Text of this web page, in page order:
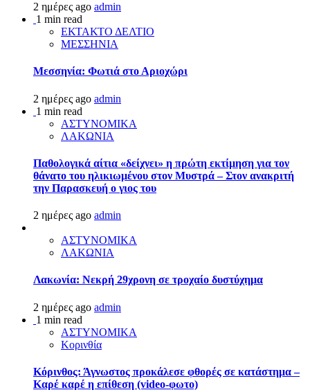
2 ημέρες ago admin
1 min read
ΕΚΤΑΚΤΟ ΔΕΛΤΙΟ
ΜΕΣΣΗΝΙΑ
Μεσσηνία: Φωτιά στο Αριοχώρι
2 ημέρες ago admin
1 min read
ΑΣΤΥΝΟΜΙΚΑ
ΛΑΚΩΝΙΑ
Παθολογικά αίτια «δείχνει» η πρώτη εκτίμηση για τον
θάνατο του ηλικιωμένου στον Μυστρά – Στον ανακριτή
την Παρασκευή ο γιος του
2 ημέρες ago admin
ΑΣΤΥΝΟΜΙΚΑ
ΛΑΚΩΝΙΑ
Λακωνία: Νεκρή 29χρονη σε τροχαίο δυστύχημα
2 ημέρες ago admin
1 min read
ΑΣΤΥΝΟΜΙΚΑ
Κορινθία
Κόρινθος: Άγνωστος προκάλεσε φθορές σε κατάστημα –
Καρέ καρέ η επίθεση (video-φωτο)